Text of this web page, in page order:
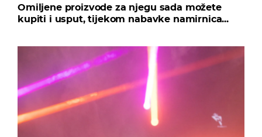
Omiljene proizvode za njegu sada možete
kupiti i usput, tijekom nabavke namirnica...